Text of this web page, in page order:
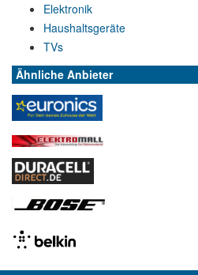
Elektronik
Haushaltsgeräte
TVs
Ähnliche Anbieter